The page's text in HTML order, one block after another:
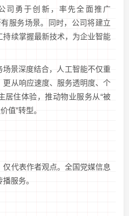
司勇于创新，率先全面推广
服务场景。同时，公司将建立
持续掌握最新技术，为企业智能
景深度结合，人工智能不仅重
从响应速度、服务透明度、个
居住体验，推动物业服务从“被
值”转型。
代表作者观点。全国党媒信息
服务。